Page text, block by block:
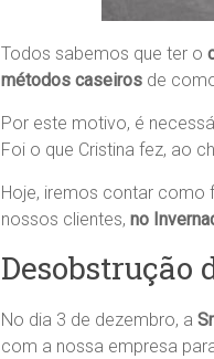
Todos sabemos que ter o
métodos caseiros de
Por este motivo, é
Foi o que Cristina fez, ao
Hoje, iremos contar como
nossos clientes, no
Desobstrução
No dia 3 de dezembro, a
com a nossa empresa